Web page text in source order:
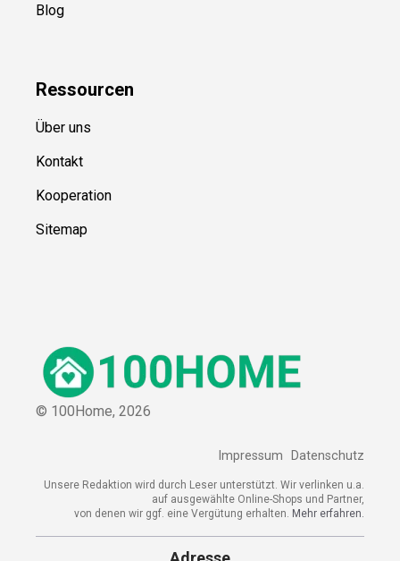
Blog
Ressourcen
Über uns
Kontakt
Kooperation
Sitemap
© 100Home, 2026
Impressum Datenschutz
Unsere Redaktion wird durch Leser unterstützt. Wir verlinken u.a.
auf ausgewählte Online-Shops und Partner,
von denen wir ggf. eine Vergütung erhalten. Mehr erfahren.